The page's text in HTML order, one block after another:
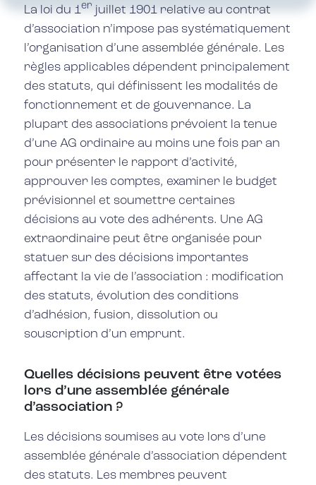
La loi du 1er juillet 1901 relative au contrat
d’association n’impose pas systématiquement
l’organisation d’une assemblée générale. Les
règles applicables dépendent principalement
des statuts, qui définissent les modalités de
fonctionnement et de gouvernance. La
plupart des associations prévoient la tenue
d’une AG ordinaire au moins une fois par an
pour présenter le rapport d’activité,
approuver les comptes, examiner le budget
prévisionnel et soumettre certaines
décisions au vote des adhérents. Une AG
extraordinaire peut être organisée pour
statuer sur des décisions importantes
affectant la vie de l’association : modification
des statuts, évolution des conditions
d’adhésion, fusion, dissolution ou
souscription d’un emprunt.
Quelles décisions peuvent être votées
lors d’une assemblée générale
d’association ?
Les décisions soumises au vote lors d’une
assemblée générale d’association dépendent
des statuts. Les membres peuvent